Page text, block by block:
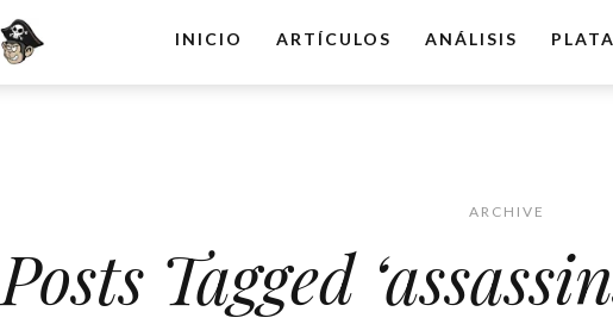
INICIO ARTÍCULOS ANÁLISIS
ARCHIVE
Posts Tagged